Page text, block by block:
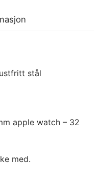
stål
apple watch – 32
med.